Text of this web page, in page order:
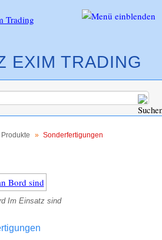
EXIM TRADING
aus Edelstahl
aus Edelstahl oder
in
Produkte Sonderfertigungen
Im Einsatz sind